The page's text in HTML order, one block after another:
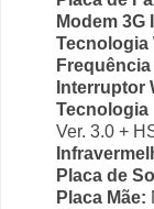
Modem 3G
Tecnologia
Interruptor
Ver. 3.0 +
Placa de
Placa Mãe: